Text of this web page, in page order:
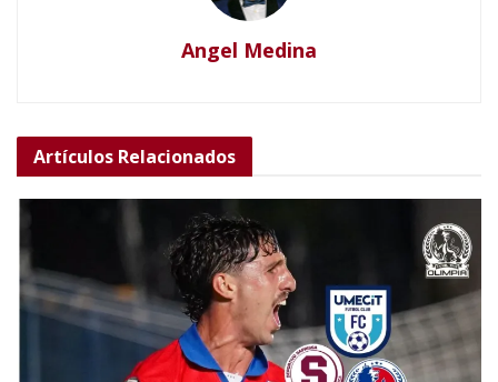
Angel Medina
Artículos Relacionados